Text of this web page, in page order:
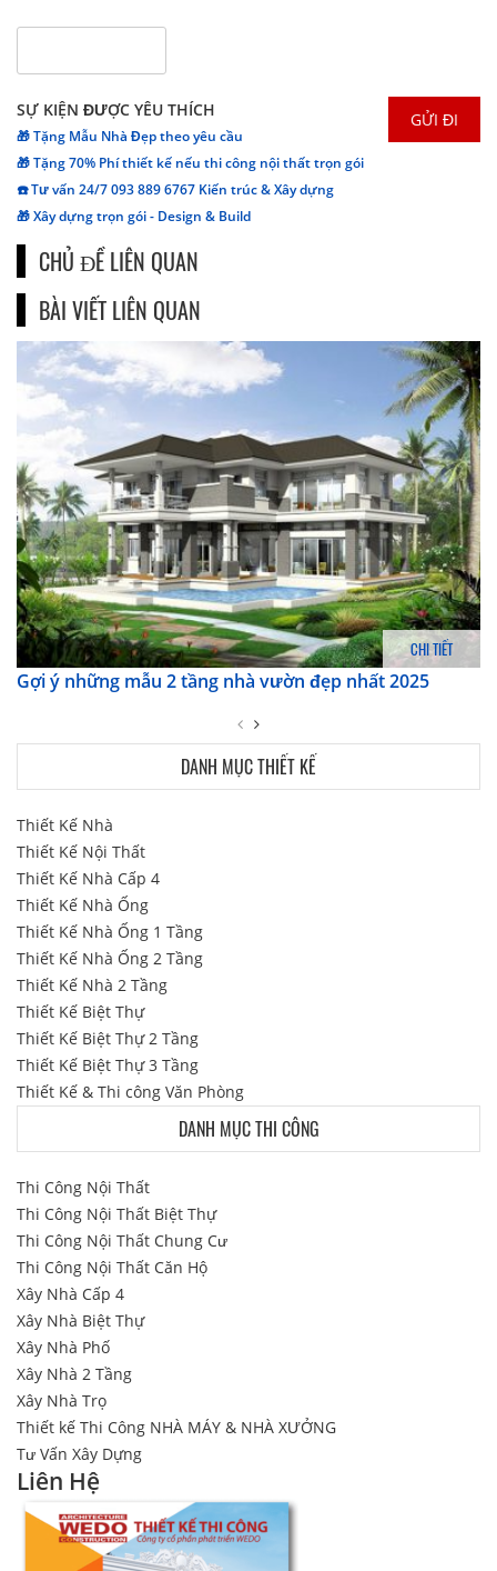
SỰ KIỆN ĐƯỢC YÊU THÍCH
🎁 Tặng Mẫu Nhà Đẹp theo yêu cầu
🎁 Tặng 70% Phí thiết kế nếu thi công nội thất trọn gói
☎️ Tư vấn 24/7 093 889 6767 Kiến trúc & Xây dựng
🎁 Xây dựng trọn gói - Design & Build
CHỦ ĐỀ LIÊN QUAN
BÀI VIẾT LIÊN QUAN
CHI TIẾT
Gợi ý những mẫu 2 tầng nhà vườn đẹp nhất 2025
DANH MỤC THIẾT KẾ
Thiết Kế Nhà
Thiết Kế Nội Thất
Thiết Kế Nhà Cấp 4
Thiết Kế Nhà Ống
Thiết Kế Nhà Ống 1 Tầng
Thiết Kế Nhà Ống 2 Tầng
Thiết Kế Nhà 2 Tầng
Thiết Kế Biệt Thự
Thiết Kế Biệt Thự 2 Tầng
Thiết Kế Biệt Thự 3 Tầng
Thiết Kế & Thi công Văn Phòng
DANH MỤC THI CÔNG
Thi Công Nội Thất
Thi Công Nội Thất Biệt Thự
Thi Công Nội Thất Chung Cư
Thi Công Nội Thất Căn Hộ
Xây Nhà Cấp 4
Xây Nhà Biệt Thự
Xây Nhà Phố
Xây Nhà 2 Tầng
Xây Nhà Trọ
Thiết kế Thi Công NHÀ MÁY & NHÀ XƯỞNG
Tư Vấn Xây Dựng
Liên Hệ